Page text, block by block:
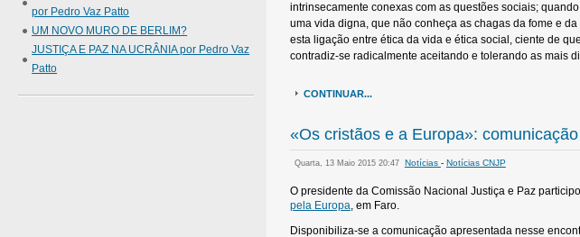
intrinsecamente conexas com as questões sociais;
uma vida digna, que não conheça as chagas da fome e
esta ligação entre ética da vida e ética social, ciente de
contradiz-se radicalmente aceitando e tolerando as mais
CONTINUAR...
«Os cristãos e a Europa»:
Quarta, 13 Maio 2015 20:47 Notícias - Notícias CNJP
O presidente da Comissão Nacional Justiça e Paz
pela Europa, em Faro.
Disponibiliza-se a comunicação apresentada nesse
por Pedro Vaz Patto
UM NOVO MURO DE BERLIM?
JUSTIÇA E PAZ NA UCRÂNIA por Pedro Vaz
Patto